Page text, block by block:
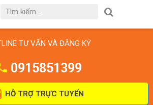
TƯ VẤN VÀ ĐĂNG KÝ
0915851399
HỖ TRỢ TRỰC TUYẾN